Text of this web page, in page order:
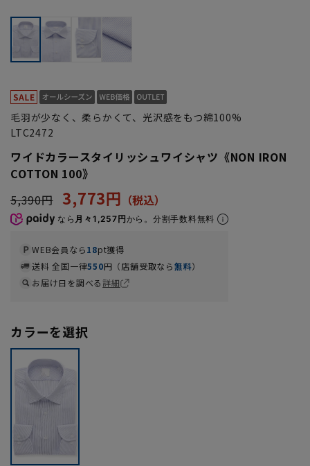
毛羽が少なく、柔らかくて、光沢感をもつ綿100%
LTC2472
ワイドカラースタイリッシュワイシャツ《NON IRON
COTTON 100》
5,390円 3,773円
なら 月々1,257円から。分割手数料無料
WEB会員なら18pt獲得
送料 全国一律550円（店舗受取なら無料）
お届け日を調べる詳細
カラーを選択